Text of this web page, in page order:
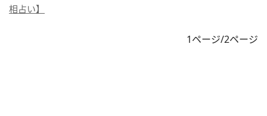
相占い】
1ページ/2ページ